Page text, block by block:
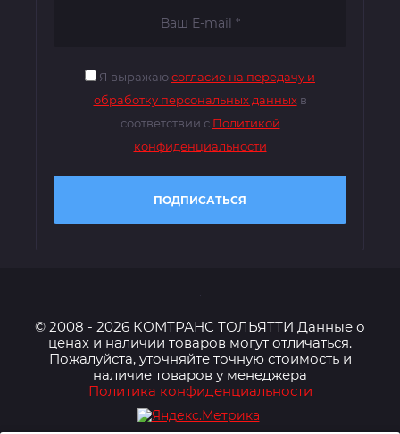
Я выражаюсогласие на передачу и
обработку персональных данныхв
соответствии с Политикой
конфиденциальности
ПОДПИСАТЬСЯ
© 2008 - 2026 КОМТРАНС ТОЛЬЯТТИ Данные о
ценах и наличии товаров могут отличаться.
Пожалуйста, уточняйте точную стоимость и
наличие товаров у менеджера
Политика конфиденциальности